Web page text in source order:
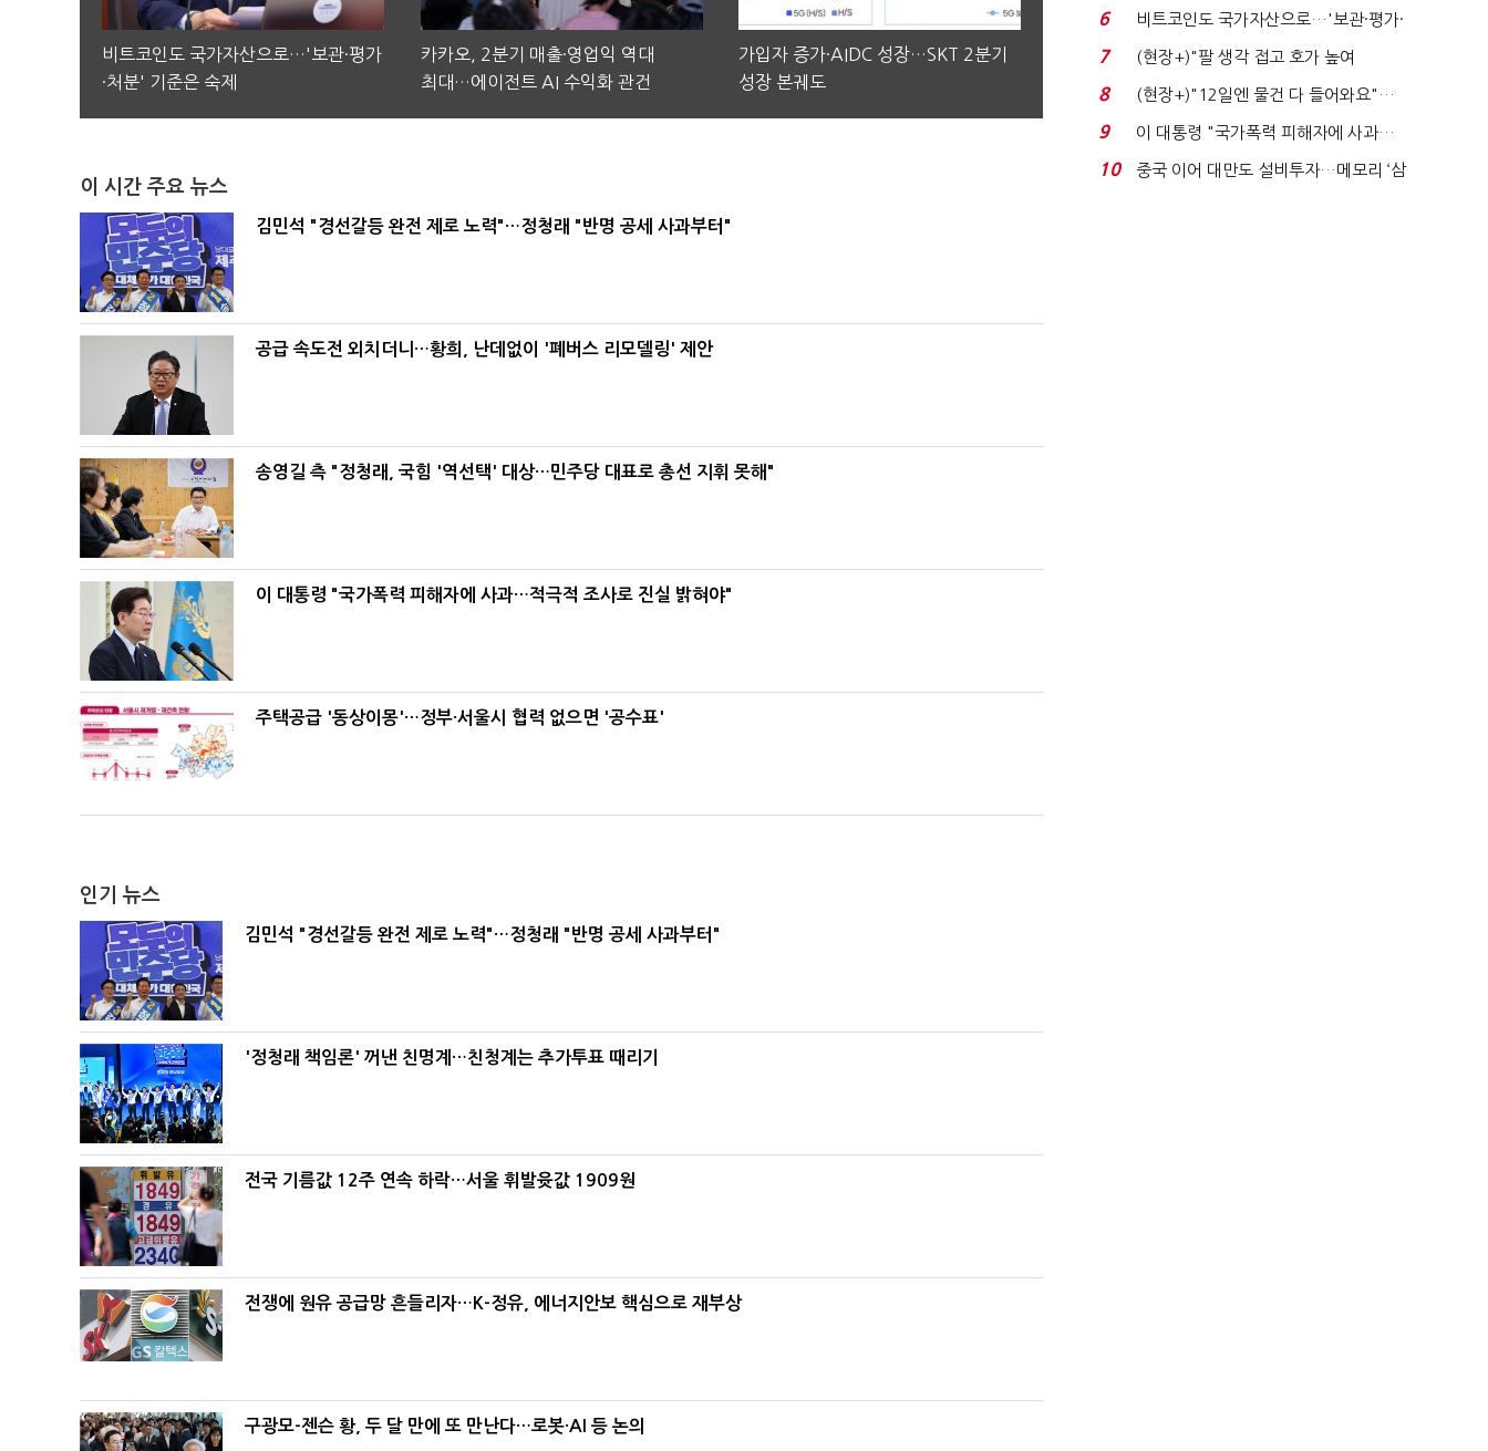
비트코인도 국가자산으로…'보관·평가
·처분' 기준은 숙제
카카오, 2분기 매출·영업익 역대
최대…에이전트 AI 수익화 관건
가입자 증가·AIDC 성장…SKT 2분기
성장 본궤도
이 시간 주요 뉴스
김민석 "경선갈등 완전 제로 노력"…정청래 "반명 공세 사과부터"
공급 속도전 외치더니…황희, 난데없이 '폐버스 리모델링' 제안
송영길 측 "정청래, 국힘 '역선택' 대상…민주당 대표로 총선 지휘 못해"
이 대통령 "국가폭력 피해자에 사과…적극적 조사로 진실 밝혀야"
주택공급 '동상이몽'…정부·서울시 협력 없으면 '공수표'
인기 뉴스
김민석 "경선갈등 완전 제로 노력"…정청래 "반명 공세 사과부터"
'정청래 책임론' 꺼낸 친명계…친청계는 추가투표 때리기
전국 기름값 12주 연속 하락…서울 휘발윳값 1909원
전쟁에 원유 공급망 흔들리자…K-정유, 에너지안보 핵심으로 재부상
구광모-젠슨 황, 두 달 만에 또 만난다…로봇·AI 등 논의
로봇·AI 등 논...
6
비트코인도 국가자산으로…'보관·평가·
처분' 기준은 ...
7
(현장+)"팔 생각 접고 호가 높여
요"…'덜 똘똘한 한 채' 20...
8
(현장+)"12일엔 물건 다 들어와요"…
빈 매대 채우며 문 연 ...
9
이 대통령 "국가폭력 피해자에 사과…
적극적 조사로 진...
10
중국 이어 대만도 설비투자…메모리 ‘삼